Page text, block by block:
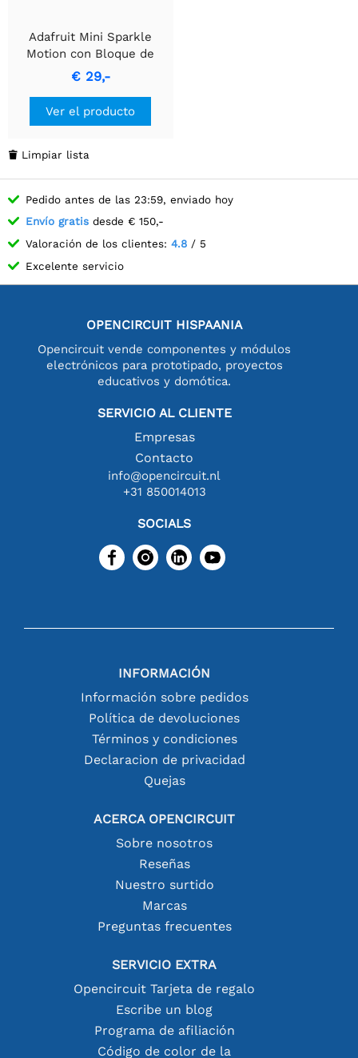
Adafruit Mini Sparkle
Motion con Bloque de
Terminales Pre-soldados
€ 29,-
Ver el producto
 Limpiar lista
Pedido antes de las 23:59, enviado hoy
Envío gratis desde € 150,-
Valoración de los clientes: 4.8 / 5
Excelente servicio
OPENCIRCUIT HISPAANIA
Opencircuit vende componentes y módulos
electrónicos para prototipado, proyectos
educativos y domótica.
SERVICIO AL CLIENTE
Empresas
Contacto
info@opencircuit.nl
+31 850014013
SOCIALS
INFORMACIÓN
Información sobre pedidos
Política de devoluciones
Términos y condiciones
Declaracion de privacidad
Quejas
ACERCA OPENCIRCUIT
Sobre nosotros
Reseñas
Nuestro surtido
Marcas
Preguntas frecuentes
SERVICIO EXTRA
Opencircuit Tarjeta de regalo
Escribe un blog
Programa de afiliación
Código de color de la